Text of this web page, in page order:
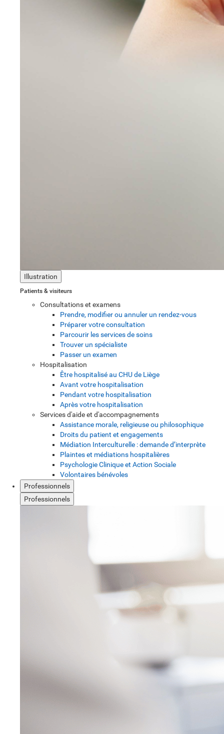
Illustration
Patients & visiteurs
Consultations et examens
Prendre, modifier ou annuler un rendez-vous
Préparer votre consultation
Parcourir les services de soins
Trouver un spécialiste
Passer un examen
Hospitalisation
Être hospitalisé au CHU de Liège
Avant votre hospitalisation
Pendant votre hospitalisation
Après votre hospitalisation
Services d'aide et d'accompagnements
Assistance morale, religieuse ou philosophique
Droits du patient et engagements
Médiation Interculturelle : demande d’interprète
Plaintes et médiations hospitalières
Psychologie Clinique et Action Sociale
Volontaires bénévoles
Professionnels
Professionnels